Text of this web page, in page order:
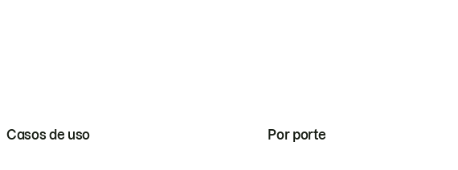
Casos de uso Por porte